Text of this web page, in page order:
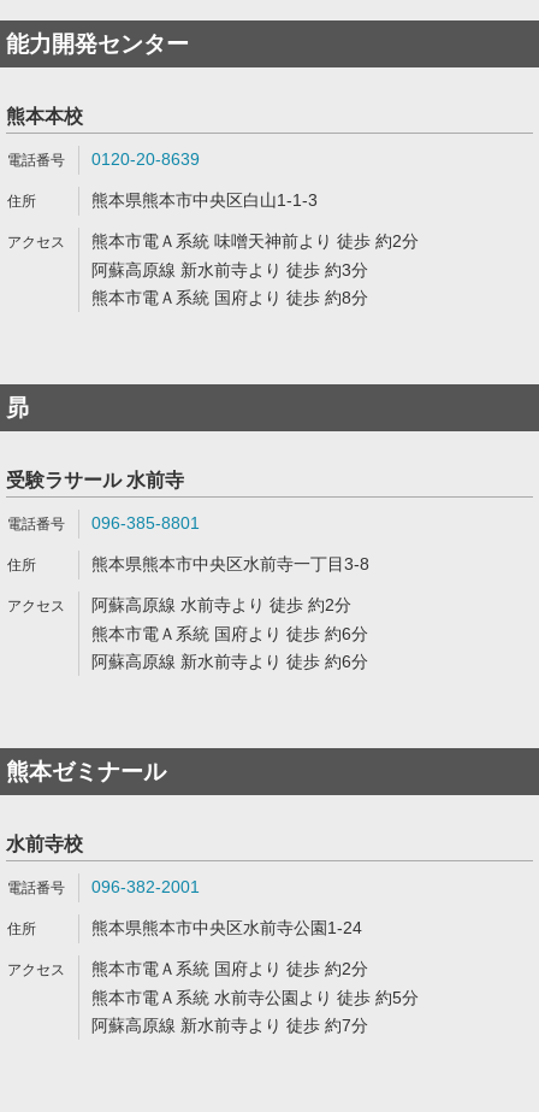
能力開発センター
熊本本校
0120-20-8639
熊本県熊本市中央区白山1-1-3
熊本市電Ａ系統 味噌天神前より 徒歩 約2分
阿蘇高原線 新水前寺より 徒歩 約3分
熊本市電Ａ系統 国府より 徒歩 約8分
昴
受験ラサール 水前寺
096-385-8801
熊本県熊本市中央区水前寺一丁目3-8
阿蘇高原線 水前寺より 徒歩 約2分
熊本市電Ａ系統 国府より 徒歩 約6分
阿蘇高原線 新水前寺より 徒歩 約6分
熊本ゼミナール
水前寺校
096-382-2001
熊本県熊本市中央区水前寺公園1-24
熊本市電Ａ系統 国府より 徒歩 約2分
熊本市電Ａ系統 水前寺公園より 徒歩 約5分
阿蘇高原線 新水前寺より 徒歩 約7分